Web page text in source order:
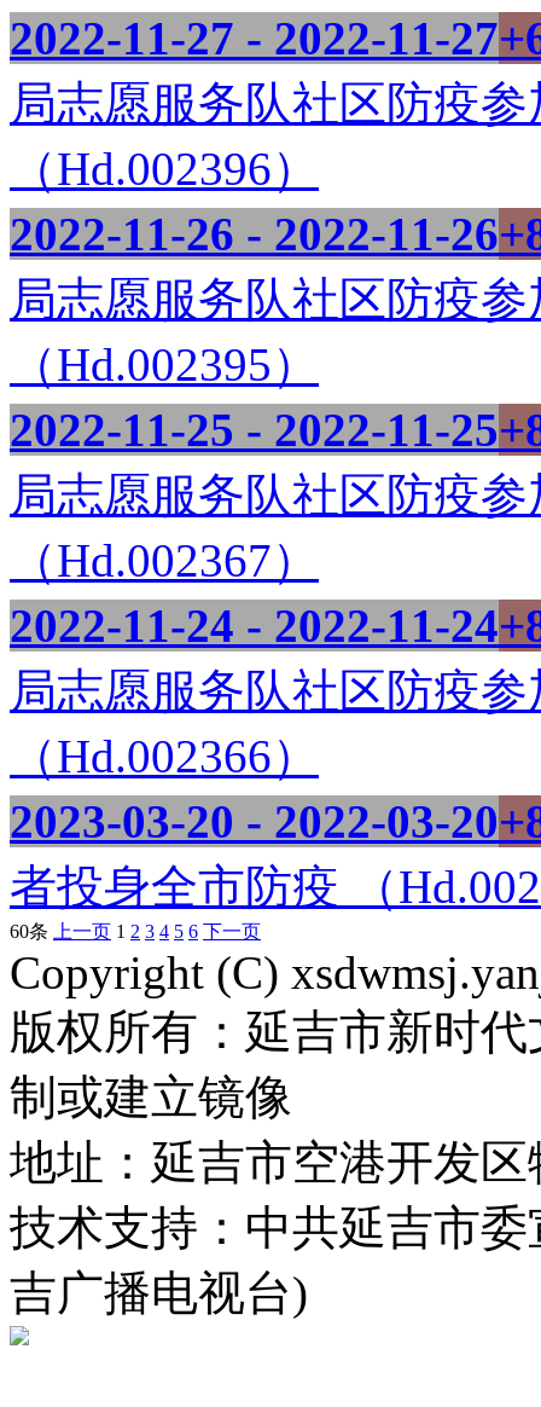
2022-11-27 - 2022-11-27
局志愿服务队社区防疫
（Hd.002396）
2022-11-26 - 2022-11-26
局志愿服务队社区防疫
（Hd.002395）
2022-11-25 - 2022-11-25
局志愿服务队社区防疫
（Hd.002367）
2022-11-24 - 2022-11-24
局志愿服务队社区防疫
（Hd.002366）
2023-03-20 - 2022-03-20
者投身全市防疫 （
60条 上一页 1 2 3 4 5 6 下一页
Copyright (C)
版权所有：延吉市新时
制或建立镜像
地址：延吉市空港开发
技术支持：中共延吉市
吉广播电视台)